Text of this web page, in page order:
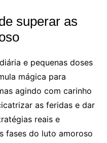
superar as
e pequenas doses
mágica para
agindo com carinho
as feridas e dar
reais e
fases do luto amoroso